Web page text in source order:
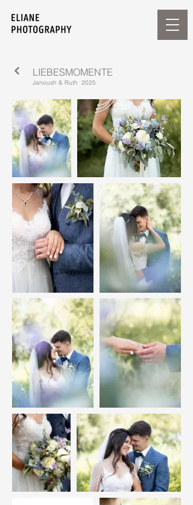
LIEBESMOMENTE
Janoush & Ruth 2025